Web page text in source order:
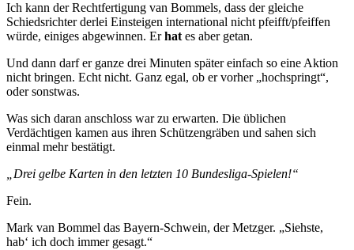
Ich kann der Rechtfertigung van Bommels, dass der gleiche
Schiedsrichter derlei Einsteigen international nicht pfeifft/pfeiffen
würde, einiges abgewinnen. Erhat es aber getan.
Und dann darf er ganze drei Minuten später einfach so eine Aktion
nicht bringen. Echt nicht. Ganz egal, ob er vorher „hochspringt“,
oder sonstwas.
Was sich daran anschloss war zu erwarten. Die üblichen
Verdächtigen kamen aus ihren Schützengräben und sahen sich
einmal mehr bestätigt.
„Drei gelbe Karten in den letzten 10 Bundesliga-Spielen!“
Fein.
Mark van Bommel das Bayern-Schwein, der Metzger. „Siehste,
hab‘ ich doch immer gesagt.“